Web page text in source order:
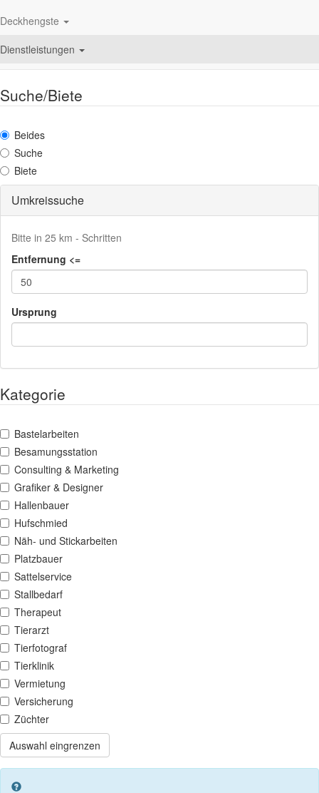
Deckhengste
Dienstleistungen
Suche/Biete
Beides
Suche
Biete
Umkreissuche
Bitte in 25 km - Schritten
Entfernung <=
Ursprung
Kategorie
Bastelarbeiten
Besamungsstation
Consulting & Marketing
Grafiker & Designer
Hallenbauer
Hufschmied
Näh- und Stickarbeiten
Platzbauer
Sattelservice
Stallbedarf
Therapeut
Tierarzt
Tierfotograf
Tierklinik
Vermietung
Versicherung
Züchter
Auswahl eingrenzen